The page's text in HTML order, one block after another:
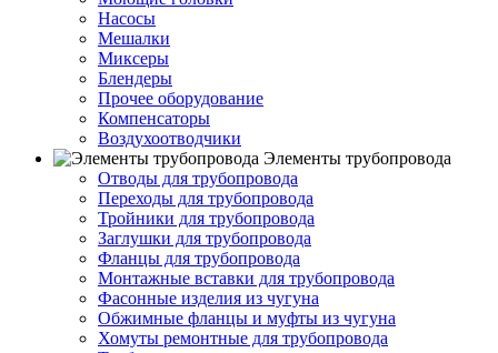
Насосы
Мешалки
Миксеры
Блендеры
Прочее оборудование
Компенсаторы
Воздухоотводчики
Элементы трубопровода
Отводы для трубопровода
Переходы для трубопровода
Тройники для трубопровода
Заглушки для трубопровода
Фланцы для трубопровода
Монтажные вставки для трубопровода
Фасонные изделия из чугуна
Обжимные фланцы и муфты из чугуна
Хомуты ремонтные для трубопровода